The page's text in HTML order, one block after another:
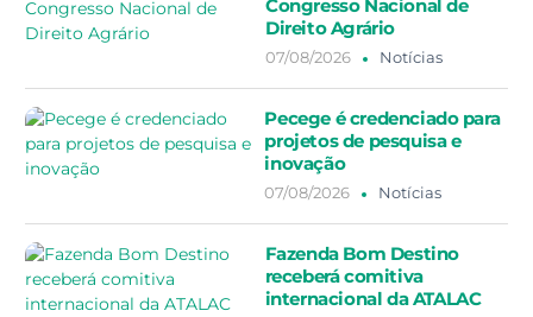
Congresso Nacional de
Direito Agrário
07/08/2026 Notícias
Pecege é credenciado para
projetos de pesquisa e
inovação
07/08/2026 Notícias
Fazenda Bom Destino
receberá comitiva
internacional da ATALAC